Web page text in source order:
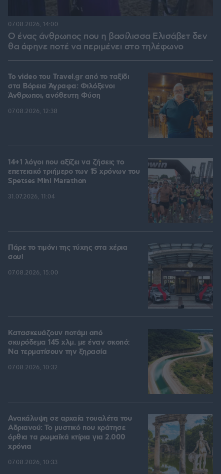
Ο ένας άνθρωπος που η βασίλισσα Ελισάβετ δεν
θα άφηνε ποτέ να περιμένει στο τηλέφωνο
07.08.2026, 14:00
To video του Travel.gr από το ταξίδι
στα Βόρεια Άγραφα: Φιλόξενοι
Άνθρωποι, ανόθευτη Φύση
07.08.2026, 12:38
14+1 λόγοι που αξίζει να ζήσεις το
επετειακό τριήμερο των 15 χρόνων του
Spetses Mini Marathon
31.07.2026, 11:04
Πάρε το τιμόνι της τύχης στα χέρια
σου!
07.08.2026, 15:00
Κατασκευάζουν ποτάμι από
σκυρόδεμα 145 χλμ. με έναν σκοπό:
Να τερματίσουν την ξηρασία
07.08.2026, 10:32
Ανακάλυψη σε αρχαία τουαλέτα του
Αδριανού: Το μυστικό που κράτησε
όρθια τα ρωμαϊκά κτίρια για 2.000
χρόνια
07.08.2026, 10:33